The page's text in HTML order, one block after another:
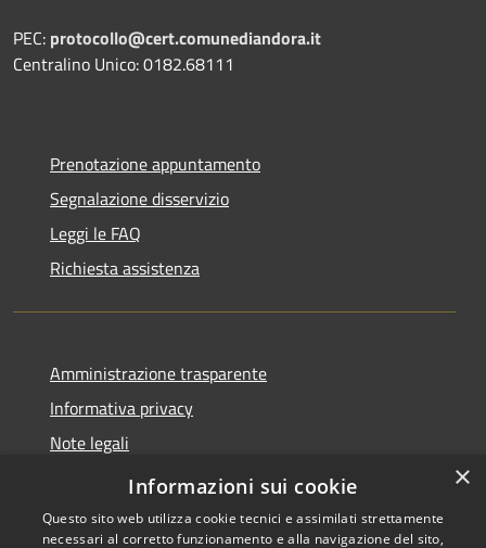
PEC: protocollo@cert.comunediandora.it
Centralino Unico: 0182.68111
Prenotazione appuntamento
Segnalazione disservizio
Leggi le FAQ
Richiesta assistenza
Amministrazione trasparente
Informativa privacy
Note legali
Dichiarazione di accessibilità
×
Informazioni sui cookie
Questo sito web utilizza cookie tecnici e assimilati strettamente
necessari al corretto funzionamento e alla navigazione del sito,